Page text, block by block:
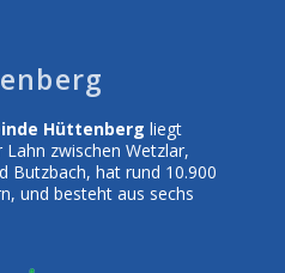
Hüttenberg liegt
Lahn zwischen Wetzlar,
Butzbach, hat rund 10.900
und besteht aus sechs